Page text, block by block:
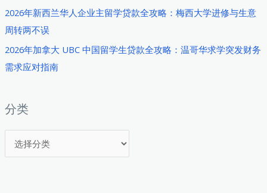
2026年新西兰华人企业主留学贷款全攻略：梅西大学进修与生意
周转两不误
2026年加拿大 UBC 中国留学生贷款全攻略：温哥华求学突发财务
需求应对指南
分类
类